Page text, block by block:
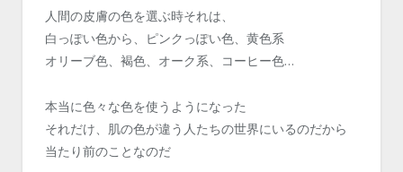
人間の皮膚の色を選ぶ時それは、
白っぽい色から、ピンクっぽい色、黄色系
オリーブ色、褐色、オーク系、コーヒー色…
本当に色々な色を使うようになった
それだけ、肌の色が違う人たちの世界にいるのだから
当たり前のことなのだ